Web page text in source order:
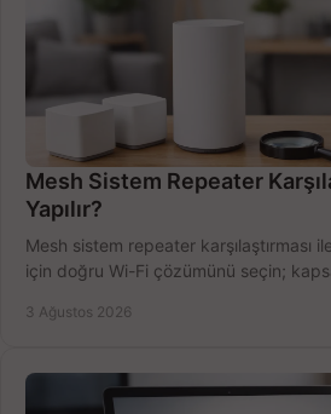
Mesh Sistem Repeater
Yapılır?
Mesh sistem repeater karşılaştırması
için doğru Wi-Fi çözümünü seçin;
3 Ağustos 2026